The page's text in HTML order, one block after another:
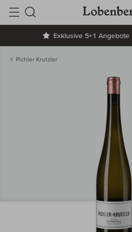
Exklusive 5+1 Angebote
Suche
Pichler Krutzler